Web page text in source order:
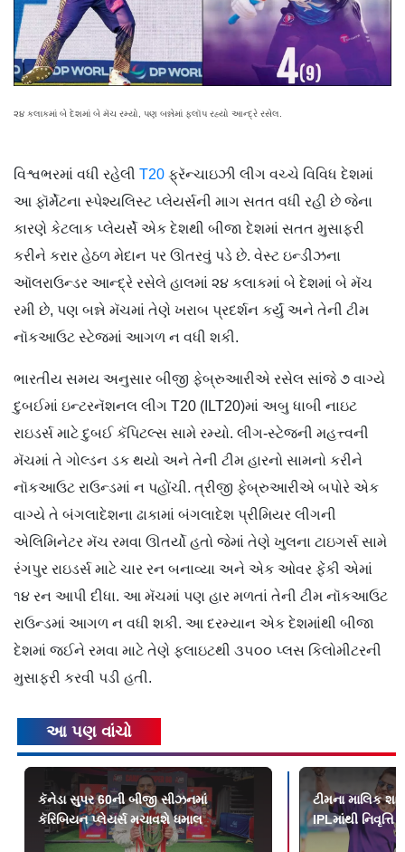
૨૪ કલાકમાં બે દેશમાં બે મૅચ રમ્યો, પણ બન્નેમાં ફ્લૉપ રહ્યો આન્દ્રે રસેલ.
વિશ્વભરમાં વધી રહેલી T20 ફ્રૅન્ચાઇઝી લીગ વચ્ચે વિવિધ દેશમાં
આ ફૉર્મેટના સ્પેશ્યલિસ્ટ પ્લેયર્સની માગ સતત વધી રહી છે જેના
કારણે કેટલાક પ્લેયર્સે એક દેશથી બીજા દેશમાં સતત મુસાફરી
કરીને કરાર હેઠળ મેદાન પર ઊતરવું પડે છે. વેસ્ટ ઇન્ડીઝના
ઑલરાઉન્ડર આન્દ્રે રસેલે હાલમાં ૨૪ કલાકમાં બે દેશમાં બે મૅચ
રમી છે, પણ બન્ને મૅચમાં તેણે ખરાબ પ્રદર્શન કર્યું અને તેની ટીમ
નૉકઆઉટ સ્ટેજમાં આગળ ન વધી શકી.
ભારતીય સમય અનુસાર બીજી ફેબ્રુઆરીએ રસેલ સાંજે ૭ વાગ્યે
દુબઈમાં ઇન્ટરનૅશનલ લીગ T20 (ILT20)માં અબુ ધાબી નાઇટ
રાઇડર્સ માટે દુબઈ કૅપિટલ્સ સામે રમ્યો. લીગ-સ્ટેજની મહત્ત્વની
મૅચમાં તે ગોલ્ડન ડક થયો અને તેની ટીમ હારનો સામનો કરીને
નૉકઆઉટ રાઉન્ડમાં ન પહોંચી. ત્રીજી ફેબ્રુઆરીએ બપોરે એક
વાગ્યે તે બંગલાદેશના ઢાકામાં બંગલાદેશ પ્રીમિયર લીગની
એલિમિનેટર મૅચ રમવા ઊતર્યો હતો જેમાં તેણે ખુલના ટાઇગર્સ સામે
રંગપુર રાઇડર્સ માટે ચાર રન બનાવ્યા અને એક ઓવર ફેંકી એમાં
૧૪ રન આપી દીધા. આ મૅચમાં પણ હાર મળતાં તેની ટીમ નૉકઆઉટ
રાઉન્ડમાં આગળ ન વધી શકી. આ દરમ્યાન એક દેશમાંથી બીજા
દેશમાં જઈને રમવા માટે તેણે ફ્લાઇટથી ૩૫૦૦ પ્લસ કિલોમીટરની
મુસાફરી કરવી પડી હતી.
આ પણ વાંચો
કૅનેડા સુપર 60ની બીજી સીઝનમાં
કૅરિબિયન પ્લેયર્સ મચાવશે ધમાલ
ટીમના માલિક
IPLમાંથી